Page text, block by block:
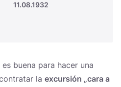
11.08.1932
buena para hacer una
la excursión „cara a